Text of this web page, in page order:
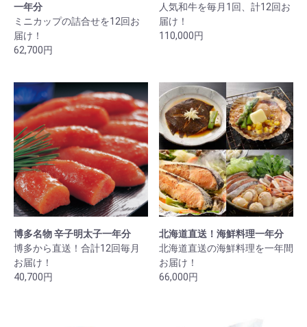
一年分
ミニカップの詰合せを12回お
届け！
62,700円
人気和牛を毎月1回、計12回お
届け！
110,000円
博多名物 辛子明太子一年分
博多から直送！合計12回毎月
お届け！
40,700円
北海道直送！海鮮料理一年分
北海道直送の海鮮料理を一年間
お届け！
66,000円